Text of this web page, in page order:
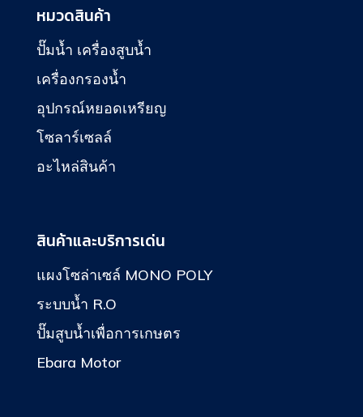
หมวดสินค้า
ปั๊มน้ำ เครื่องสูบน้ำ
เครื่องกรองน้ำ
อุปกรณ์หยอดเหรียญ
โซลาร์เซลล์
อะไหล่สินค้า
สินค้าและบริการเด่น
แผงโซล่าเซล์ MONO POLY
ระบบน้ำ R.O
ปั๊มสูบน้ำเพื่อการเกษตร
Ebara Motor